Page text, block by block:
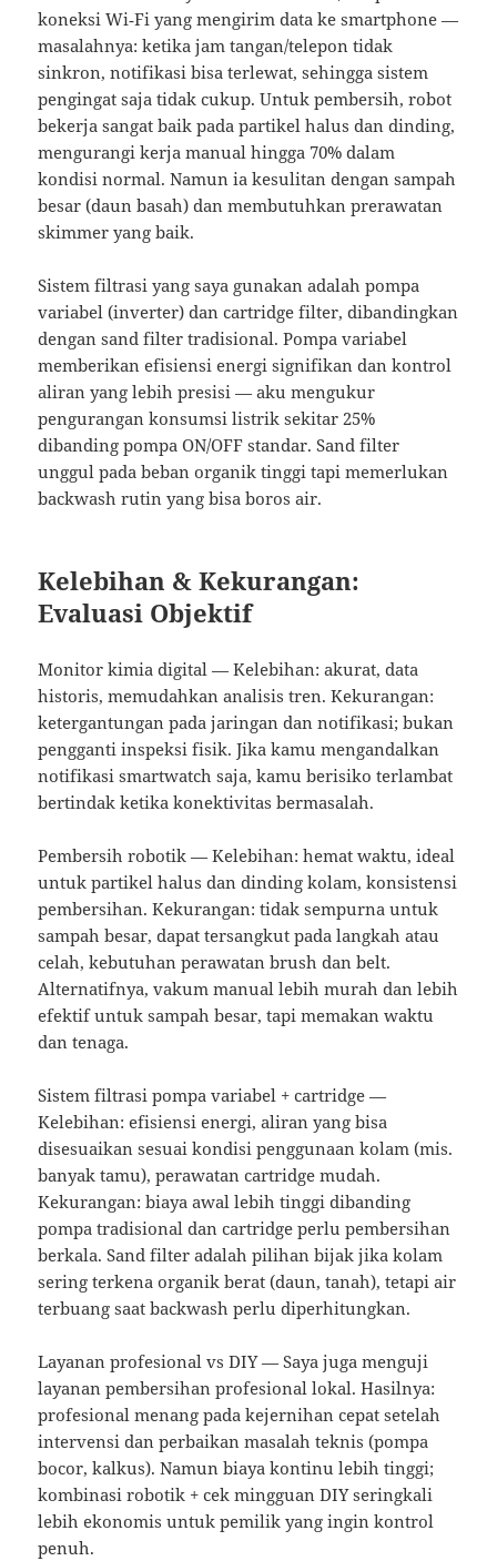
koneksi Wi‑Fi yang mengirim data ke smartphone —
masalahnya: ketika jam tangan/telepon tidak
sinkron, notifikasi bisa terlewat, sehingga sistem
pengingat saja tidak cukup. Untuk pembersih, robot
bekerja sangat baik pada partikel halus dan dinding,
mengurangi kerja manual hingga 70% dalam
kondisi normal. Namun ia kesulitan dengan sampah
besar (daun basah) dan membutuhkan prerawatan
skimmer yang baik.
Sistem filtrasi yang saya gunakan adalah pompa
variabel (inverter) dan cartridge filter, dibandingkan
dengan sand filter tradisional. Pompa variabel
memberikan efisiensi energi signifikan dan kontrol
aliran yang lebih presisi — aku mengukur
pengurangan konsumsi listrik sekitar 25%
dibanding pompa ON/OFF standar. Sand filter
unggul pada beban organik tinggi tapi memerlukan
backwash rutin yang bisa boros air.
Kelebihan & Kekurangan:
Evaluasi Objektif
Monitor kimia digital — Kelebihan: akurat, data
historis, memudahkan analisis tren. Kekurangan:
ketergantungan pada jaringan dan notifikasi; bukan
pengganti inspeksi fisik. Jika kamu mengandalkan
notifikasi smartwatch saja, kamu berisiko terlambat
bertindak ketika konektivitas bermasalah.
Pembersih robotik — Kelebihan: hemat waktu, ideal
untuk partikel halus dan dinding kolam, konsistensi
pembersihan. Kekurangan: tidak sempurna untuk
sampah besar, dapat tersangkut pada langkah atau
celah, kebutuhan perawatan brush dan belt.
Alternatifnya, vakum manual lebih murah dan lebih
efektif untuk sampah besar, tapi memakan waktu
dan tenaga.
Sistem filtrasi pompa variabel + cartridge —
Kelebihan: efisiensi energi, aliran yang bisa
disesuaikan sesuai kondisi penggunaan kolam (mis.
banyak tamu), perawatan cartridge mudah.
Kekurangan: biaya awal lebih tinggi dibanding
pompa tradisional dan cartridge perlu pembersihan
berkala. Sand filter adalah pilihan bijak jika kolam
sering terkena organik berat (daun, tanah), tetapi air
terbuang saat backwash perlu diperhitungkan.
Layanan profesional vs DIY — Saya juga menguji
layanan pembersihan profesional lokal. Hasilnya:
profesional menang pada kejernihan cepat setelah
intervensi dan perbaikan masalah teknis (pompa
bocor, kalkus). Namun biaya kontinu lebih tinggi;
kombinasi robotik + cek mingguan DIY seringkali
lebih ekonomis untuk pemilik yang ingin kontrol
penuh.